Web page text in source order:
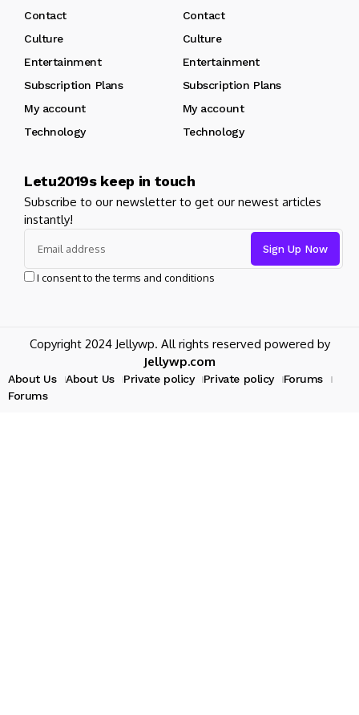
Contact
Contact
Culture
Culture
Entertainment
Entertainment
Subscription Plans
Subscription Plans
My account
My account
Technology
Technology
Letu2019s keep in touch
Subscribe to our newsletter to get our newest articles
instantly!
I consent to the terms and conditions
Copyright 2024 Jellywp. All rights reserved powered by
Jellywp.com
About Us About Us Private policy Private policy
Forums
Forums